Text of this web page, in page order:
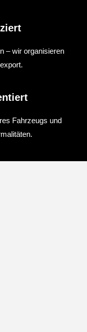
– wir organisieren
Fahrzeugs und